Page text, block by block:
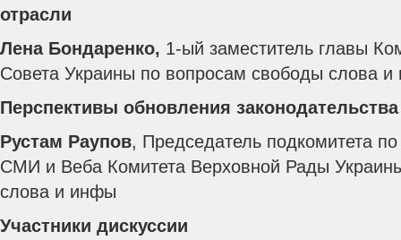
отрасли
Лена Бондаренко, 1-ый заместитель главы
Совета Украины по вопросам свободы слова
Перспективы обновления
Рустам Раупов, Председатель подкомитета
СМИ и Веба Комитета Верховной Рады
слова и инфы
Участники дискуссии